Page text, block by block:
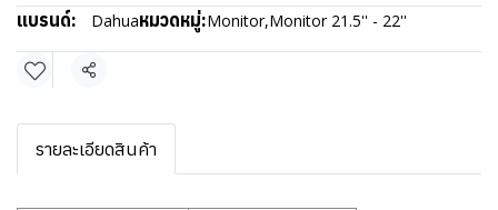
แบรนด์: Dahuaหมวดหมู่:Monitor,Monitor 21.5'' - 22''
แชร์
รายละเอียดสินค้า